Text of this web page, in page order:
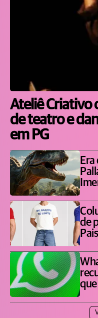
Ateliê Criativo
de teatro e
em PG
de